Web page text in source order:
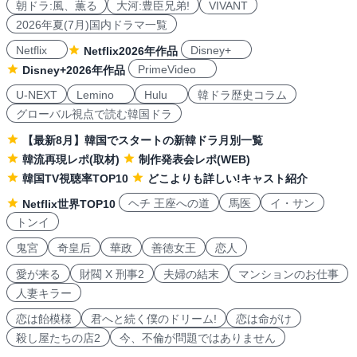
朝ドラ:風、薫る 大河:豊臣兄弟!
VIVANT
2026年夏(7月)国内ドラマ一覧
Netflix
Netflix2026年作品
Disney+
Disney+2026年作品
PrimeVideo
U-NEXT
Lemino Hulu
韓ドラ歴史コラム
グローバル視点で読む韓国ドラ
【最新8月】韓国でスタートの新韓ドラ月別一覧
韓流再現レポ(取材)
制作発表会レポ(WEB)
韓国TV視聴率TOP10
どこよりも詳しい!キャスト紹介
Netflix世界TOP10
ヘチ 王座への道 馬医
イ・サン
トンイ
鬼宮
奇皇后 華政 善徳女王 恋人
愛が来る 財閥 X 刑事2 夫婦の結末
マンションのお仕事
人妻キラー
恋は飴模様
君へと続く僕のドリーム!
恋は命がけ
殺し屋たちの店2
今、不倫が問題ではありません